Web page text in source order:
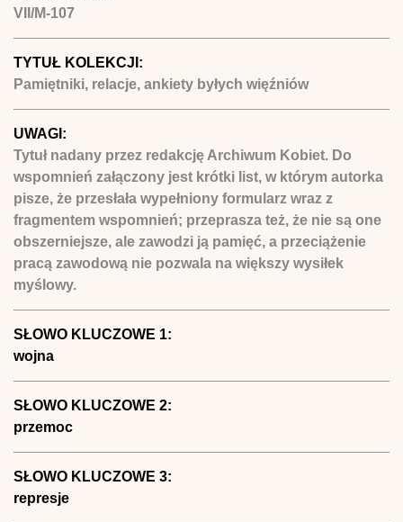
VII/M-107
TYTUŁ KOLEKCJI:
Pamiętniki, relacje, ankiety byłych więźniów
UWAGI:
Tytuł nadany przez redakcję Archiwum Kobiet. Do
wspomnień załączony jest krótki list, w którym autorka
pisze, że przesłała wypełniony formularz wraz z
fragmentem wspomnień; przeprasza też, że nie są one
obszerniejsze, ale zawodzi ją pamięć, a przeciążenie
pracą zawodową nie pozwala na większy wysiłek
myślowy.
SŁOWO KLUCZOWE 1:
wojna
SŁOWO KLUCZOWE 2:
przemoc
SŁOWO KLUCZOWE 3:
represje